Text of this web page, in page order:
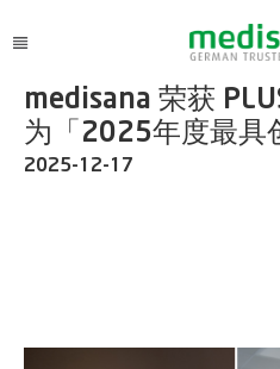
medisana 荣获
为「2025年度最具
2025-12-17